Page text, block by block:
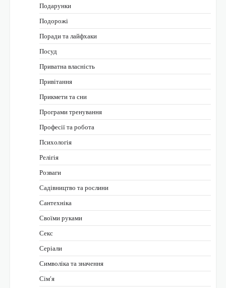
Подарунки
Подорожі
Поради та лайфхаки
Посуд
Приватна власність
Привітання
Прикмети та сни
Програми тренування
Професії та робота
Психологія
Релігія
Розваги
Садівництво та рослини
Сантехніка
Своїми руками
Секс
Серіали
Символіка та значення
Сім’я